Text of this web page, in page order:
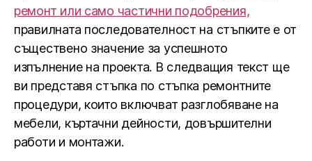
ремонт или само частични подобрения,
правилната последователност на стъпките е от
съществено значение за успешното
изпълнение на проекта. В следващия текст ще
ви представя стъпка по стъпка ремонтните
процедури, които включват разглобяване на
мебели, къртачни дейности, довършителни
работи и монтажи.